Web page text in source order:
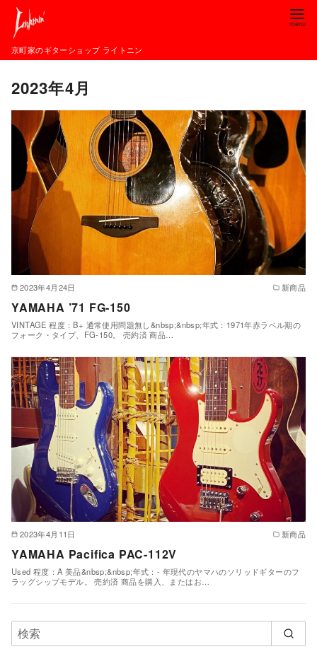
京町家のギターショップ ライトニン
2023年4月
2023年4月24日 新商品
YAMAHA ’71 FG-150
VINTAGE 程度：B+ 通常使用問題無し&nbsp;&nbsp;年式：1971年赤ラベル期の
フォーク・タイプ、FG-150。 売約済 商品…
2023年4月11日 新商品
YAMAHA Pacifica PAC-112V
Used 程度：A 美品&nbsp;&nbsp;年式：- 年現代のヤマハのソリッドギターのフ
ラッグシップモデル。 売約済 商品を購入、またはお…